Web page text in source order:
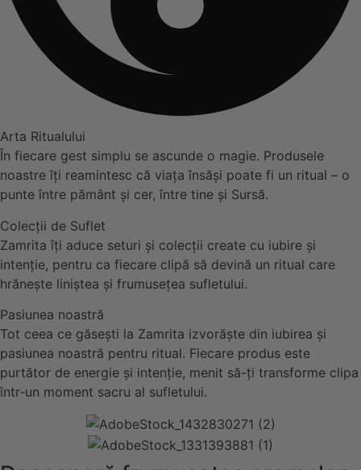
Arta Ritualului
În fiecare gest simplu se ascunde o magie. Produsele
noastre îți reamintesc că viața însăși poate fi un ritual – o
punte între pământ și cer, între tine și Sursă.
Colecții de Suflet
Zamrita îți aduce seturi și colecții create cu iubire și
intenție, pentru ca fiecare clipă să devină un ritual care
hrănește liniștea și frumusețea sufletului.
Pasiunea noastră
Tot ceea ce găsești la Zamrita izvorăște din iubirea și
pasiunea noastră pentru ritual. Fiecare produs este
purtător de energie și intenție, menit să-ți transforme clipa
într-un moment sacru al sufletului.